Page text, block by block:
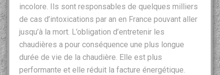
incolore. Ils sont responsables de quelques milliers
de cas d’intoxications par an en France pouvant aller
jusqu’à la mort. L’obligation d’entretenir les
chaudières a pour conséquence une plus longue
durée de vie de la chaudière. Elle est plus
performante et elle réduit la facture énergétique.